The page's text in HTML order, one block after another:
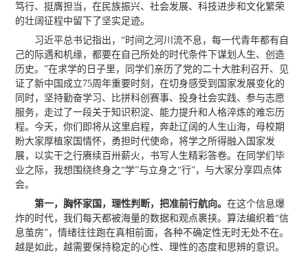
笃行、挺膺担当，在民族振兴、社会发展、科技进步和文化繁荣
的壮阔征程中留下了坚实足迹。
习近平总书记指出，“时间之河川流不息，每一代青年都有自
己的际遇和机缘，都要在自己所处的时代条件下谋划人生、创造
历史。”在求学的日子里，同学们亲历了党的二十大胜利召开、见
证了新中国成立75周年重要时刻，在切身感受到国家发展变化的
同时，坚持勤奋学习、比拼科创赛事、投身社会实践、参与志愿
服务，走过了一段关于知识积淀、能力提升和人格淬炼的难忘历
程。今天，你们即将从这里启程，奔赴辽阔的人生山海，母校期
盼大家厚植家国情怀，勇担时代使命，将学之所得融入国家发
展，以实干之行赓续百卅薪火，书写人生精彩答卷。在同学们毕
业之际，我想围绕终身之“学”与立身之“行”，与大家分享四点体
会。
第一，胸怀家国，理性判断，把准前行航向。在这个信息爆
炸的时代，我们每天都被海量的数据和观点裹挟。算法编织着“信
息茧房”，情绪往往跑在真相前面，各种不确定性无时无处不在。
越是如此，越需要保持稳定的心性、理性的态度和思辨的意识。